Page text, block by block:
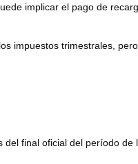
implicar el pago de
impuestos trimestrales,
final oficial del período de